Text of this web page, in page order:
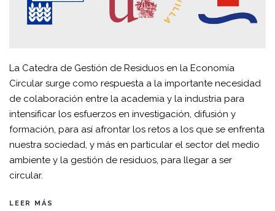
La Catedra de Gestión de Residuos en la Economía
Circular surge como respuesta a la importante necesidad
de colaboración entre la academia y la industria para
intensificar los esfuerzos en investigación, difusión y
formación, para así afrontar los retos a los que se enfrenta
nuestra sociedad, y más en particular el sector del medio
ambiente y la gestión de residuos, para llegar a ser
circular.
LEER MÁS